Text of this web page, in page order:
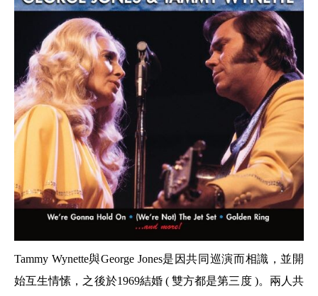
Tammy Wynette與George Jones是因共同巡演而相識，並開
始互生情愫，之後於1969結婚(雙方都是第三度 )。兩人共